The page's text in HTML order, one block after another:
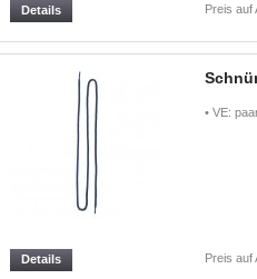
Preis auf
Details
• VE:
Preis auf
Details